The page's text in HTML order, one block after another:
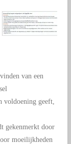
van een
voldoening geeft,
gekenmerkt door
moeilijkheden